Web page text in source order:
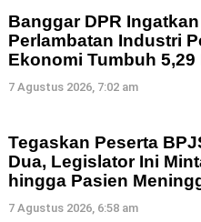
Banggar DPR
Perlambatan Industri
Ekonomi Tumbuh 5,29
7 Agustus 2026, 7:02 am
Tegaskan Peserta
Dua, Legislator Ini
hingga Pasien
7 Agustus 2026, 6:58 am